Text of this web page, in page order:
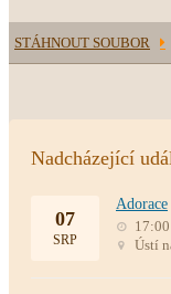
STÁHNOUT SOUBOR
Nadcházející
07
SRP
Adorace
Ústí